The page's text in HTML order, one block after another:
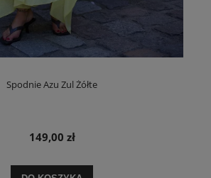
Spodnie Azu Zul Żółte
149,00 zł